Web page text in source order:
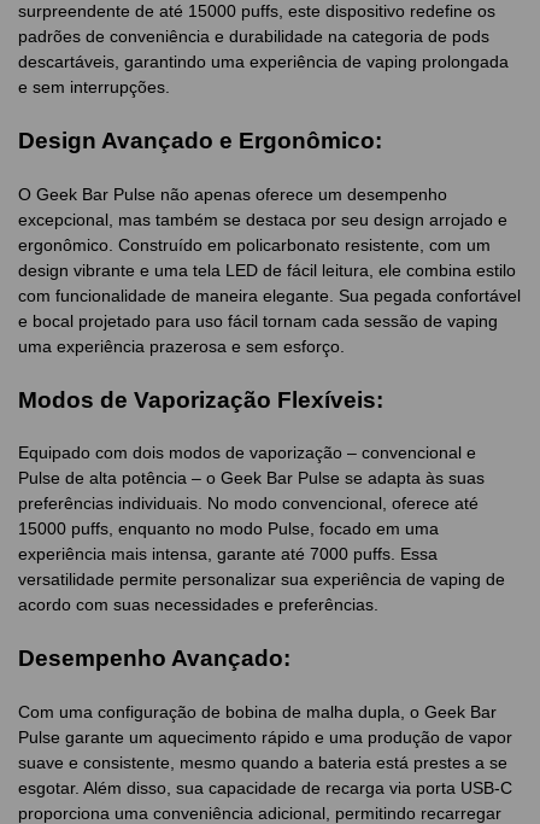
surpreendente de até 15000 puffs, este dispositivo redefine os
padrões de conveniência e durabilidade na categoria de pods
descartáveis, garantindo uma experiência de vaping prolongada
e sem interrupções.
Design Avançado e Ergonômico:
O Geek Bar Pulse não apenas oferece um desempenho
excepcional, mas também se destaca por seu design arrojado e
ergonômico. Construído em policarbonato resistente, com um
design vibrante e uma tela LED de fácil leitura, ele combina estilo
com funcionalidade de maneira elegante. Sua pegada confortável
e bocal projetado para uso fácil tornam cada sessão de vaping
uma experiência prazerosa e sem esforço.
Modos de Vaporização Flexíveis:
Equipado com dois modos de vaporização – convencional e
Pulse de alta potência – o Geek Bar Pulse se adapta às suas
preferências individuais. No modo convencional, oferece até
15000 puffs, enquanto no modo Pulse, focado em uma
experiência mais intensa, garante até 7000 puffs. Essa
versatilidade permite personalizar sua experiência de vaping de
acordo com suas necessidades e preferências.
Desempenho Avançado:
Com uma configuração de bobina de malha dupla, o Geek Bar
Pulse garante um aquecimento rápido e uma produção de vapor
suave e consistente, mesmo quando a bateria está prestes a se
esgotar. Além disso, sua capacidade de recarga via porta USB-C
proporciona uma conveniência adicional, permitindo recarregar